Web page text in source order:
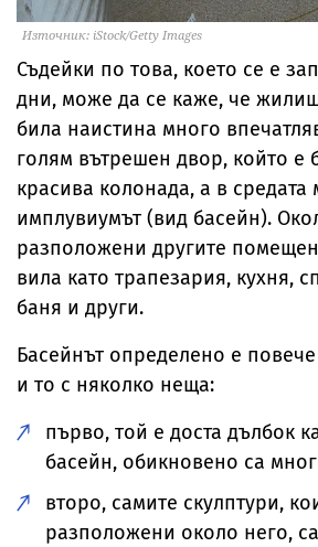
Източник: iStock/Getty Images
Съдейки по това, което се е
дни, може да се каже, че
била наистина много
голям вътрешен двор, който е
красива колонада, а в
имплувиумът (вид басейн).
разположени другите
вила като трапезария, кухня,
баня и други.
Басейнът определено е
и то с няколко неща:
първо, той е доста дълбок
басейн, обикновено са
второ, самите скулптури,
разположени около него,